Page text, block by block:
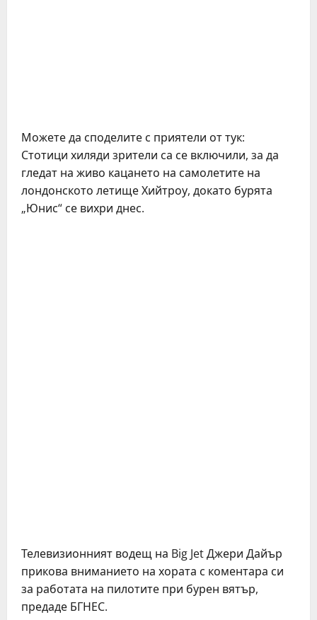
Можете да споделите с приятели от тук:
Стотици хиляди зрители са се включили, за да
гледат на живо кацането на самолетите на
лондонското летище Хийтроу, докато бурята
„Юнис“ се вихри днес.
Телевизионният водещ на Big Jet Джери Дайър
прикова вниманието на хората с коментара си
за работата на пилотите при бурен вятър,
предаде БГНЕС.